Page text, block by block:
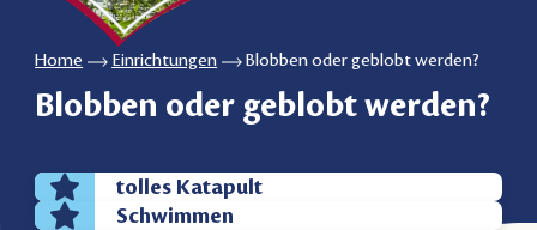
Home Einrichtungen Blobben oder geblobt werden?
Blobben oder geblobt werden?
tolles Katapult
Schwimmen